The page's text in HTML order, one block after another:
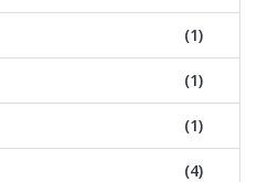
(1)
(1)
(1)
(4)